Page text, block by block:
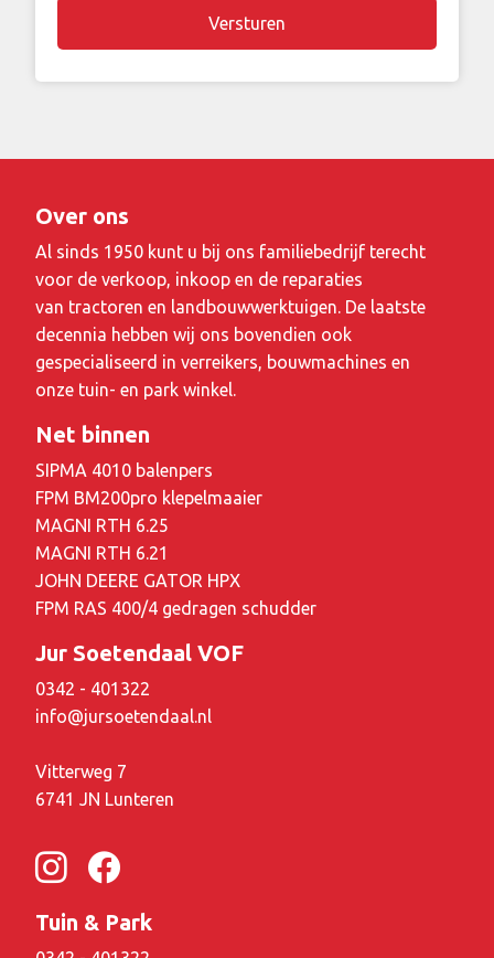
Over ons
Al sinds 1950 kunt u bij ons familiebedrijf terecht
voor de verkoop, inkoop en de reparaties
van tractoren en landbouwwerktuigen. De laatste
decennia hebben wij ons bovendien ook
gespecialiseerd in verreikers, bouwmachines en
onze tuin- en park winkel.
Net binnen
SIPMA 4010 balenpers
FPM BM200pro klepelmaaier
MAGNI RTH 6.25
MAGNI RTH 6.21
JOHN DEERE GATOR HPX
FPM RAS 400/4 gedragen schudder
Jur Soetendaal VOF
0342 - 401322
info@jursoetendaal.nl
Vitterweg 7
6741 JN Lunteren
Tuin & Park